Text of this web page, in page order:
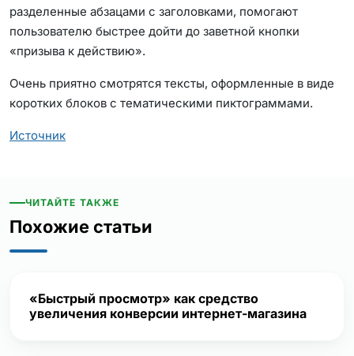
разделенные абзацами с заголовками, помогают
пользователю быстрее дойти до заветной кнопки
«призыва к действию».
Очень приятно смотрятся тексты, оформленные в виде
коротких блоков с тематическими пиктограммами.
Источник
ЧИТАЙТЕ ТАКЖЕ
Похожие статьи
«Быстрый просмотр» как средство
увеличения конверсии интернет-магазина